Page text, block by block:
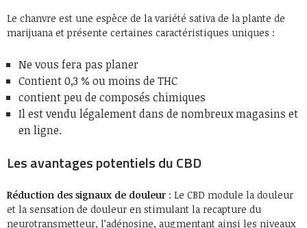
Le chanvre est une espèce de la variété sativa de la plante de
marijuana et présente certaines caractéristiques uniques :
Ne vous fera pas planer
Contient 0,3 % ou moins de THC
contient peu de composés chimiques
Il est vendu légalement dans de nombreux magasins et
en ligne.
Les avantages potentiels du CBD
Réduction des signaux de douleur : Le CBD module la douleur
et la sensation de douleur en stimulant la recapture du
neurotransmetteur, l’adénosine, augmentant ainsi les niveaux